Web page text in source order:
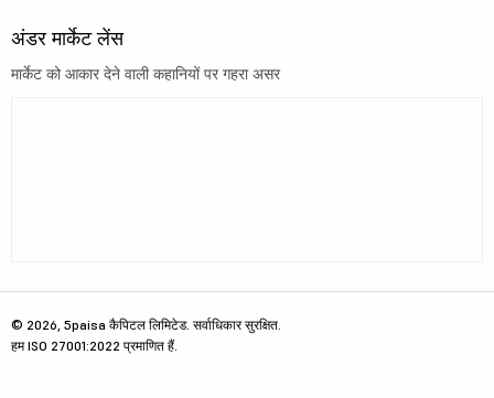
अंडर मार्केट लेंस
मार्केट को आकार देने वाली कहानियों पर गहरा असर
© 2026, 5paisa कैपिटल लिमिटेड. सर्वाधिकार सुरक्षित.
हम ISO 27001:2022 प्रमाणित हैं.